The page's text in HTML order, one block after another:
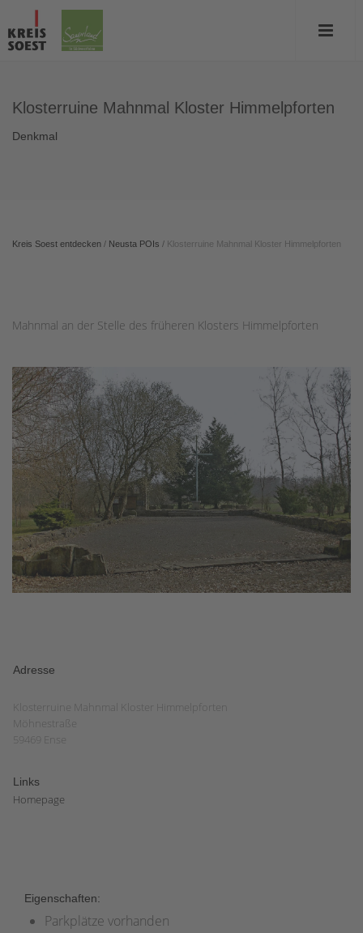
Klosterruine Mahnmal Kloster Himmelpforten
Denkmal
Kreis Soest entdecken / Neusta POIs / Klosterruine Mahnmal Kloster Himmelpforten
Mahnmal an der Stelle des früheren Klosters Himmelpforten
Adresse
Klosterruine Mahnmal Kloster Himmelpforten
Möhnestraße
59469 Ense
Links
Homepage
Eigenschaften:
Parkplätze vorhanden